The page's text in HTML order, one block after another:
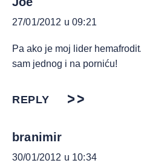
27/01/2012 u 09:21
Pa ako je moj lider
sam jednog i na porniću!
REPLY
branimir
30/01/2012 u 10:34